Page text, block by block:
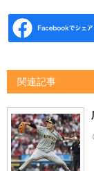
関連記事